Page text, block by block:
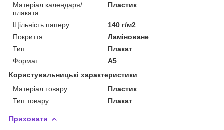
Матеріал календаря/
плаката
Пластик
Щільність паперу
140 г/м2
Покриття
Ламіноване
Тип
Плакат
Формат
A5
Користувальницькі характеристики
Матеріал товару
Пластик
Тип товару
Плакат
Приховати